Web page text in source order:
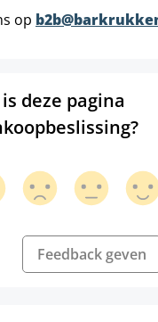
op
deze pagina
Feedback geven